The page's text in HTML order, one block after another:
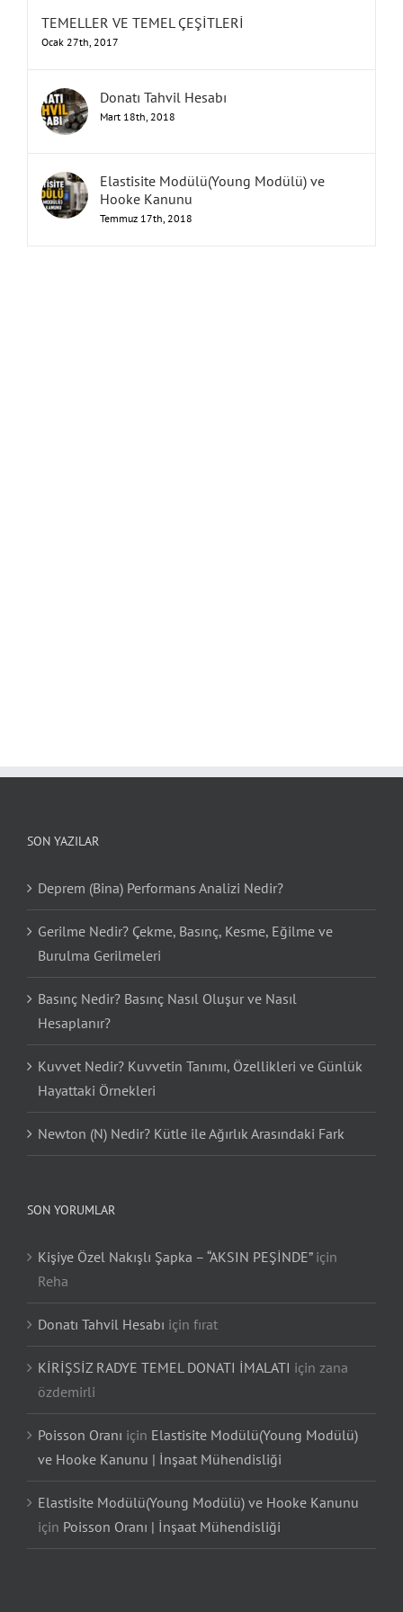
TEMELLER VE TEMEL ÇEŞİTLERİ
Ocak 27th, 2017
Donatı Tahvil Hesabı
Mart 18th, 2018
Elastisite Modülü(Young Modülü) ve
Hooke Kanunu
Temmuz 17th, 2018
SON YAZILAR
Deprem (Bina) Performans Analizi Nedir?
Gerilme Nedir? Çekme, Basınç, Kesme, Eğilme ve
Burulma Gerilmeleri
Basınç Nedir? Basınç Nasıl Oluşur ve Nasıl
Hesaplanır?
Kuvvet Nedir? Kuvvetin Tanımı, Özellikleri ve Günlük
Hayattaki Örnekleri
Newton (N) Nedir? Kütle ile Ağırlık Arasındaki Fark
SON YORUMLAR
Kişiye Özel Nakışlı Şapka – “AKSIN PEŞİNDE”için
Reha
Donatı Tahvil Hesabı için fırat
KİRİŞSİZ RADYE TEMEL DONATI İMALATI için zana
özdemirli
Poisson Oranı için Elastisite Modülü(Young Modülü)
ve Hooke Kanunu | İnşaat Mühendisliği
Elastisite Modülü(Young Modülü) ve Hooke Kanunu
için Poisson Oranı | İnşaat Mühendisliği